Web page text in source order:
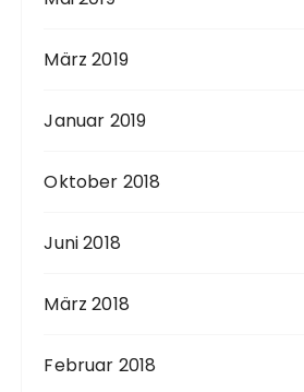
März 2019
Januar 2019
Oktober 2018
Juni 2018
März 2018
Februar 2018